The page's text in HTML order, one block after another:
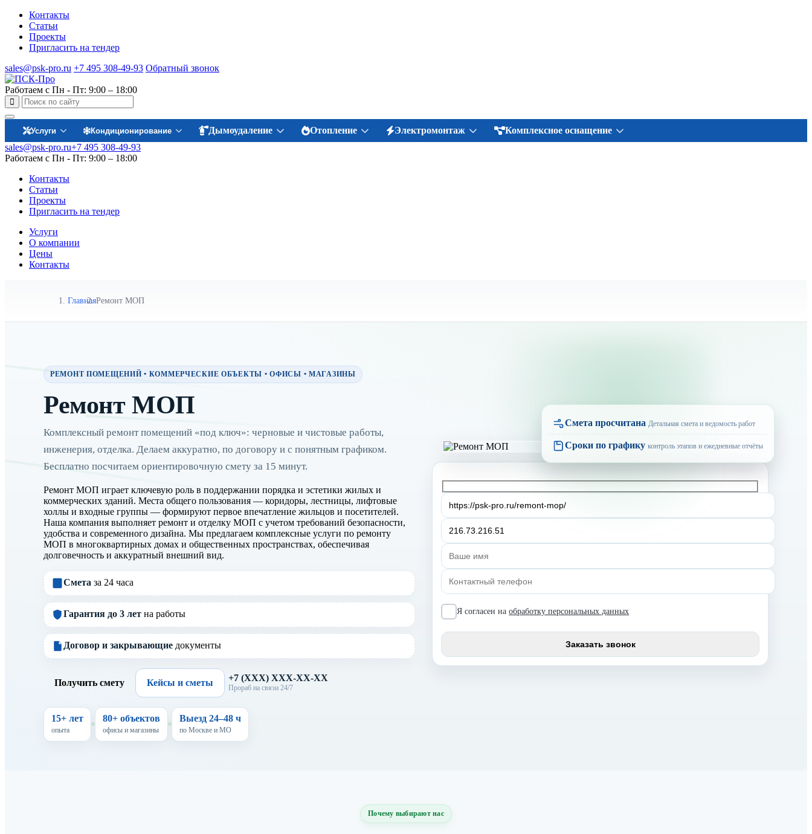
Контакты
Статьи
Проекты
Пригласить на тендер
sales@psk-pro.ru +7 495 308-49-93 Обратный звонок
Работаем с Пн - Пт: 9:00 – 18:00
Услуги Кондиционирование Дымоудаление Отопление Электромонтаж
Комплексное оснащение
sales@psk-pro.ru+7 495 308-49-93
Работаем с Пн - Пт: 9:00 – 18:00
Контакты
Статьи
Проекты
Пригласить на тендер
Услуги
О компании
Цены
Контакты
ГлавнаяРемонт МОП
РЕМОНТ ПОМЕЩЕНИЙ • КОММЕРЧЕСКИЕ ОБЪЕКТЫ • ОФИСЫ • МАГАЗИНЫ
Ремонт МОП
Комплексный ремонт помещений «под ключ»: черновые и чистовые работы,
инженерия, отделка. Делаем аккуратно, по договору и с понятным графиком.
Бесплатно посчитаем ориентировочную смету за 15 минут.
Ремонт МОП играет ключевую роль в поддержании порядка и эстетики жилых и
коммерческих зданий. Места общего пользования — коридоры, лестницы, лифтовые
холлы и входные группы — формируют первое впечатление жильцов и посетителей.
Наша компания выполняет ремонт и отделку МОП с учетом требований безопасности,
удобства и современного дизайна. Мы предлагаем комплексные услуги по ремонту
МОП в многоквартирных домах и общественных пространствах, обеспечивая
долговечность и аккуратный внешний вид.
Смета за 24 часа
Гарантия до 3 лет на работы
Договор и закрывающие документы
Получить смету Кейсы и сметы +7 (XXX) XXX-XX-XX
Прораб на связи 24/7
15+ лет
опыта
80+ объектов
офисы и магазины
Выезд 24–48 ч
по Москве и МО
Смета просчитана Детальная смета и ведомость работ
Сроки по графику контроль этапов и ежедневные отчёты
Я согласен наобработку персональных данных
Почему выбирают нас